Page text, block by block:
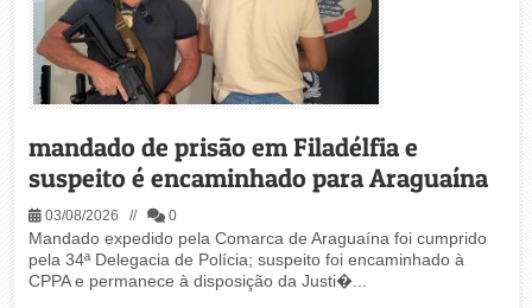
mandado de prisão em Filadélfia e
suspeito é encaminhado para Araguaína
03/08/2026 // 0
Mandado expedido pela Comarca de Araguaína foi cumprido
pela 34ª Delegacia de Polícia; suspeito foi encaminhado à
CPPA e permanece à disposição da Justi�...